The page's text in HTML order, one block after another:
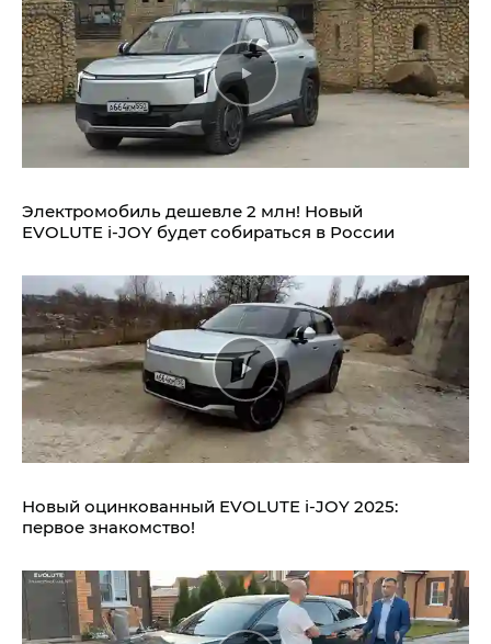
Электромобиль дешевле 2 млн! Новый
EVOLUTE i‑JOY будет собираться в России
Новый оцинкованный EVOLUTE i‑JOY 2025:
первое знакомство!